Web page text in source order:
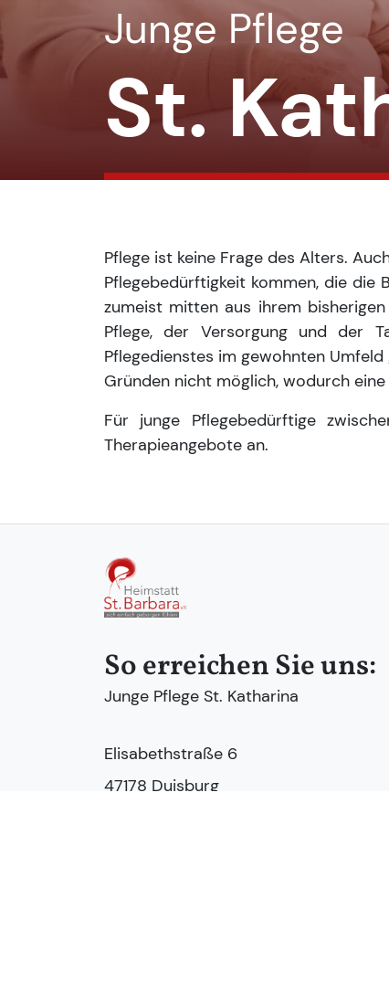
Junge Pflege
St.
Pflege ist keine Frage des Alters.
Pflegebedürftigkeit kommen, die die
zumeist mitten aus ihrem
Pflege, der Versorgung und der
Pflegedienstes im gewohnten
Gründen nicht möglich, wodurch
Für junge Pflegebedürftige
Therapieangebote an.
So erreichen Sie uns:
Junge Pflege St. Katharina
Elisabethstraße 6
47178 Duisburg